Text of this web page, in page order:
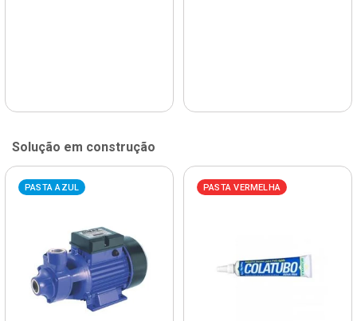
Solução em construção
PASTA AZUL PASTA VERMELHA